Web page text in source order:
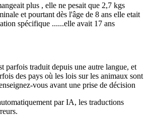
plus , elle ne pesait que 2,7 kgs
et pourtant dès l'âge de 8 ans elle etait
spécifique ......elle avait 17 ans
parfois traduit depuis une autre langue, et
des pays où les lois sur les animaux sont
vous avant une prise de décision
par IA, les traductions